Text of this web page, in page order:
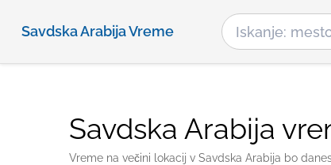
Savdska Arabija Vreme
Savdska Arabija
Vreme na večini lokacij v Savdska Arabija bo